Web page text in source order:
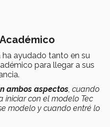
ha ayudado tanto en su
para llegar a sus
ambos aspectos, cuando
iniciar con el modelo Tec
modelo y cuando entré lo